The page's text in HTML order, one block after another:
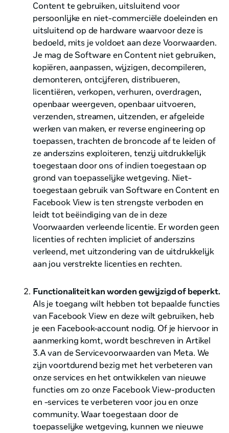
Content te gebruiken, uitsluitend voor
persoonlijke en niet-commerciële doeleinden en
uitsluitend op de hardware waarvoor deze is
bedoeld, mits je voldoet aan deze Voorwaarden.
Je mag de Software en Content niet gebruiken,
kopiëren, aanpassen, wijzigen, decompileren,
demonteren, ontcijferen, distribueren,
licentiëren, verkopen, verhuren, overdragen,
openbaar weergeven, openbaar uitvoeren,
verzenden, streamen, uitzenden, er afgeleide
werken van maken, er reverse engineering op
toepassen, trachten de broncode af te leiden of
ze anderszins exploiteren, tenzij uitdrukkelijk
toegestaan door ons of indien toegestaan op
grond van toepasselijke wetgeving. Niet-
toegestaan gebruik van Software en Content en
Facebook View is ten strengste verboden en
leidt tot beëindiging van de in deze
Voorwaarden verleende licentie. Er worden geen
licenties of rechten impliciet of anderszins
verleend, met uitzondering van de uitdrukkelijk
aan jou verstrekte licenties en rechten.
Functionaliteit kan worden gewijzigd of beperkt.
Als je toegang wilt hebben tot bepaalde functies
van Facebook View en deze wilt gebruiken, heb
je een Facebook-account nodig. Of je hiervoor in
aanmerking komt, wordt beschreven in Artikel
3.A van de Servicevoorwaarden van Meta. We
zijn voortdurend bezig met het verbeteren van
onze services en het ontwikkelen van nieuwe
functies om zo onze Facebook View-producten
en -services te verbeteren voor jou en onze
community. Waar toegestaan door de
toepasselijke wetgeving, kunnen we nieuwe